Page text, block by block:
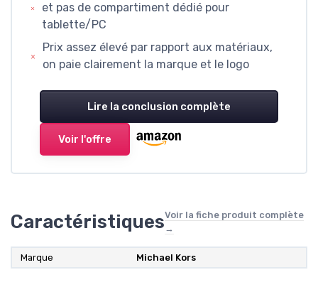
et pas de compartiment dédié pour
tablette/PC
Prix assez élevé par rapport aux matériaux,
on paie clairement la marque et le logo
Lire la conclusion complète
Voir l'offre
CaractéristiquesVoir la fiche produit complète
→
Marque Michael Kors